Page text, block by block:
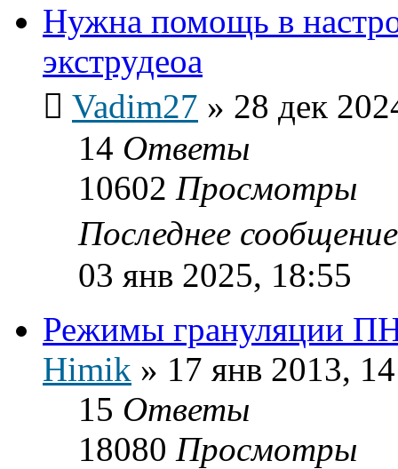
Нужна помощь в
экструдеоа
Vadim27 » 28 дек
14 Ответы
10602 Просмотры
Последнее
03 янв 2025, 18:55
Режимы грануляции
Himik » 17 янв 2013,
15 Ответы
18080 Просмотры